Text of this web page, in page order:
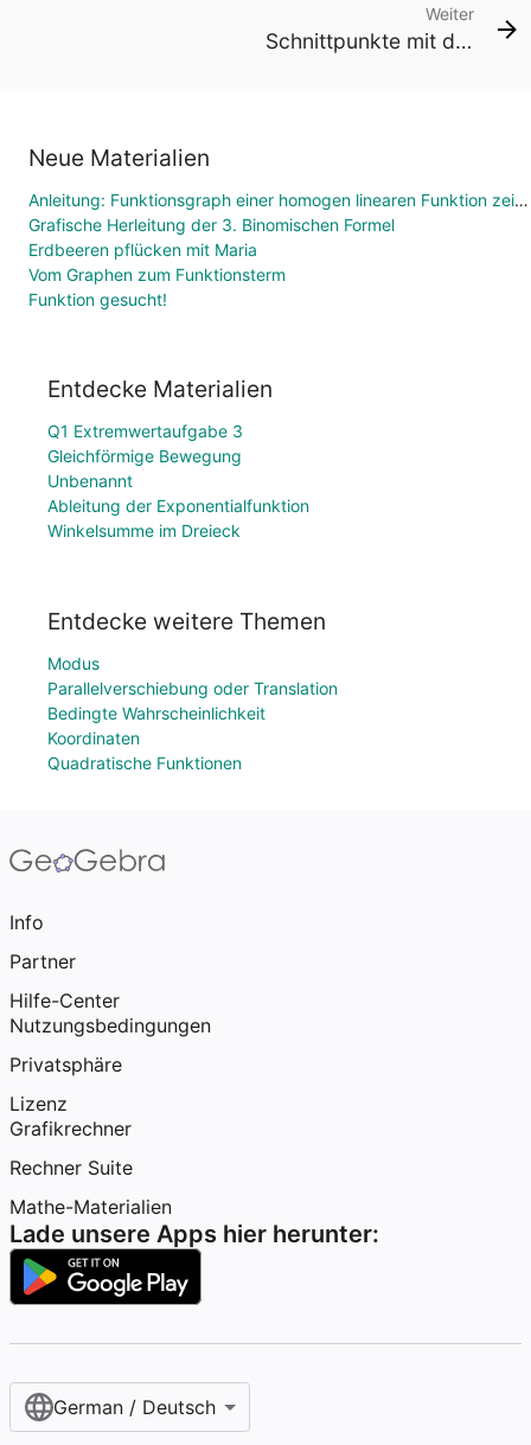
Weiter
Schnittpunkte mit den Achsen
Neue Materialien
Anleitung: Funktionsgraph einer homogen linearen Funktion zeichnen
Grafische Herleitung der 3. Binomischen Formel
Erdbeeren pflücken mit Maria
Vom Graphen zum Funktionsterm
Funktion gesucht!
Entdecke Materialien
Q1 Extremwertaufgabe 3
Gleichförmige Bewegung
Unbenannt
Ableitung der Exponentialfunktion
Winkelsumme im Dreieck
Entdecke weitere Themen
Modus
Parallelverschiebung oder Translation
Bedingte Wahrscheinlichkeit
Koordinaten
Quadratische Funktionen
Info
Partner
Hilfe-Center
Nutzungsbedingungen
Privatsphäre
Lizenz
Grafikrechner
Rechner Suite
Mathe-Materialien
Lade unsere Apps hier herunter:
German / Deutsch